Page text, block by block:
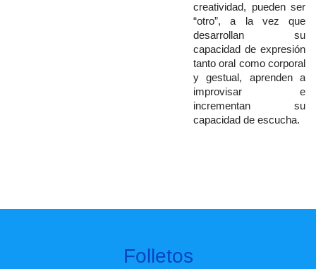
creatividad, pueden ser
“otro”, a la vez que
desarrollan su
capacidad de expresión
tanto oral como corporal
y gestual, aprenden a
improvisar e
incrementan su
capacidad de escucha.
Folletos